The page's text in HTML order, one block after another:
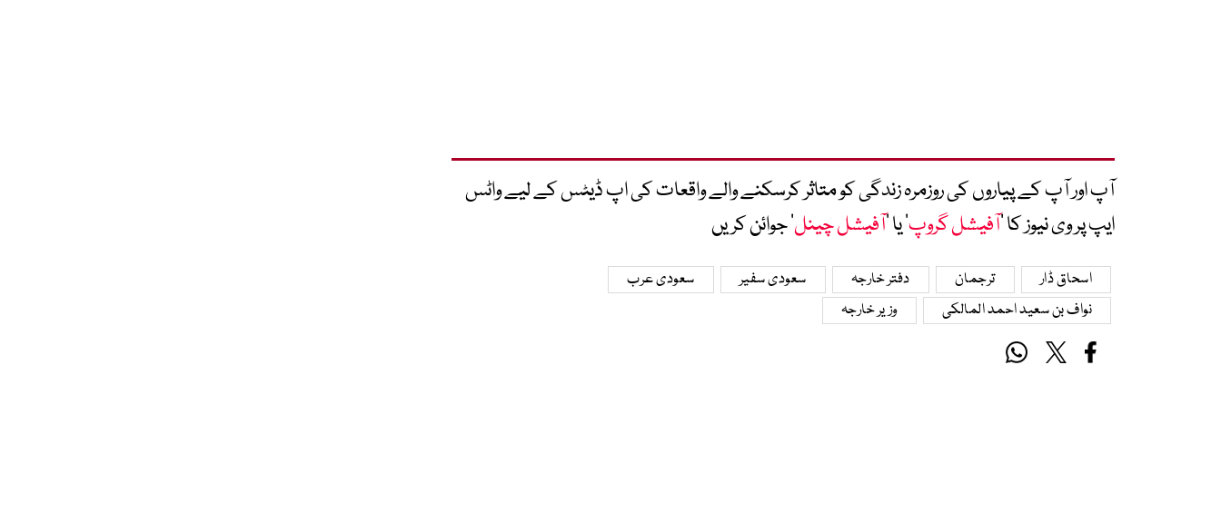
آپ اور آپ کے پیاروں کی روزمرہ زندگی کو متاثر کرسکنے والے واقعات کی اپ ڈیٹس کے لیے واٹس
ایپ پر وی نیوز کا ’آفیشل گروپ‘ یا ’آفیشل چینل‘ جوائن کریں
اسحاق ڈار ترجمان دفتر خارجہ سعودی سفیر
سعودی عرب
نواف بن سعید احمد المالکی
وزیر خارجہ